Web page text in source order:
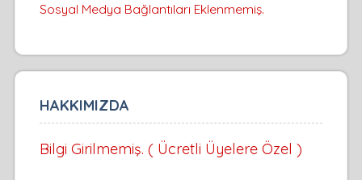
Sosyal Medya Bağlantıları Eklenmemiş.
HAKKIMIZDA
Bilgi Girilmemiş. ( Ücretli Üyelere Özel )